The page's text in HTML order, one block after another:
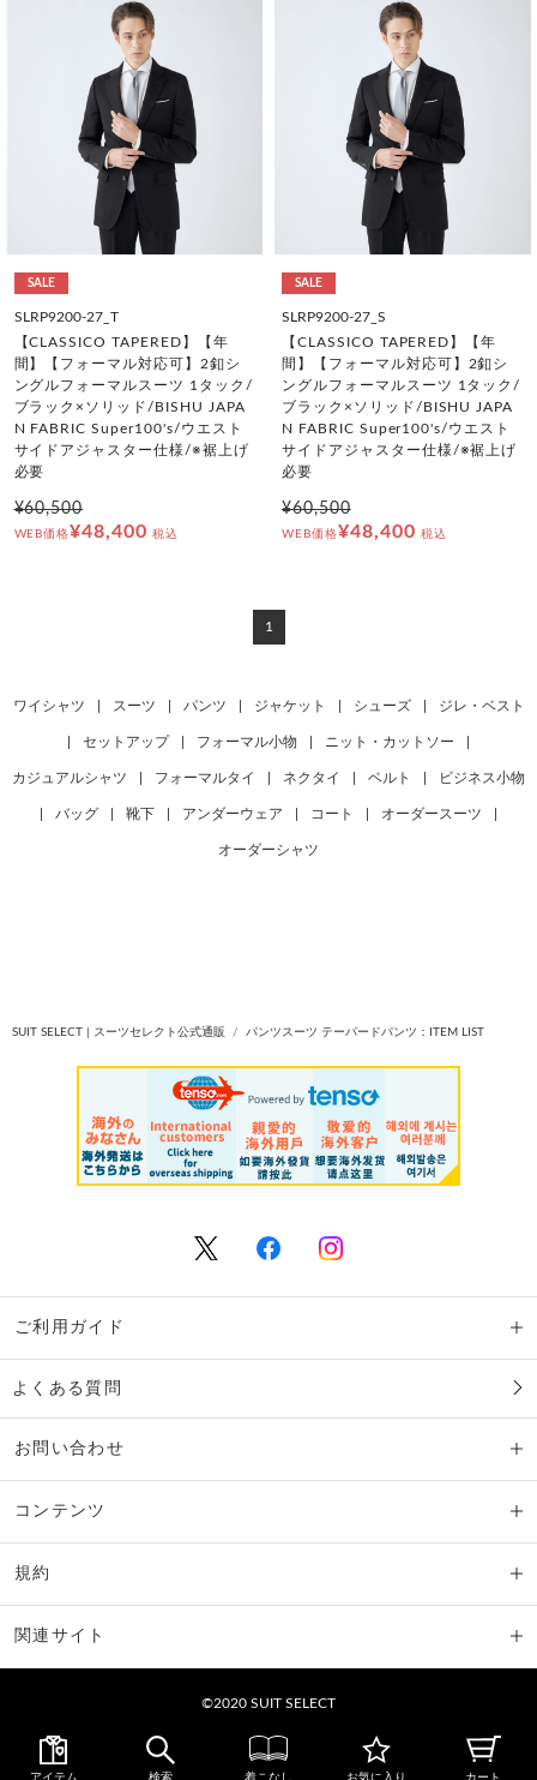
SALE
SLRP9200-27_T
【CLASSICO TAPERED】【年
間】【フォーマル対応可】2釦シ
ングルフォーマルスーツ 1タック/
ブラック×ソリッド/BISHU JAPA
N FABRIC Super100's/ウエスト
サイドアジャスター仕様/※裾上げ
必要
¥60,500
WEB価格¥48,400 税込
SALE
SLRP9200-27_S
【CLASSICO TAPERED】【年
間】【フォーマル対応可】2釦シ
ングルフォーマルスーツ 1タック/
ブラック×ソリッド/BISHU JAPA
N FABRIC Super100's/ウエスト
サイドアジャスター仕様/※裾上げ
必要
¥60,500
WEB価格¥48,400 税込
1
ワイシャツ スーツ パンツ ジャケット シューズ ジレ・ベスト
セットアップ フォーマル小物 ニット・カットソー
カジュアルシャツ フォーマルタイ ネクタイ ベルト ビジネス小物
バッグ 靴下 アンダーウェア コート オーダースーツ
オーダーシャツ
SUIT SELECT | スーツセレクト公式通販 パンツスーツ テーパードパンツ：ITEM LIST
ご利用ガイド
よくある質問
お問い合わせ
コンテンツ
規約
関連サイト
©2020 SUIT SELECT
アイテム 検索 着こなし お気に入り カート